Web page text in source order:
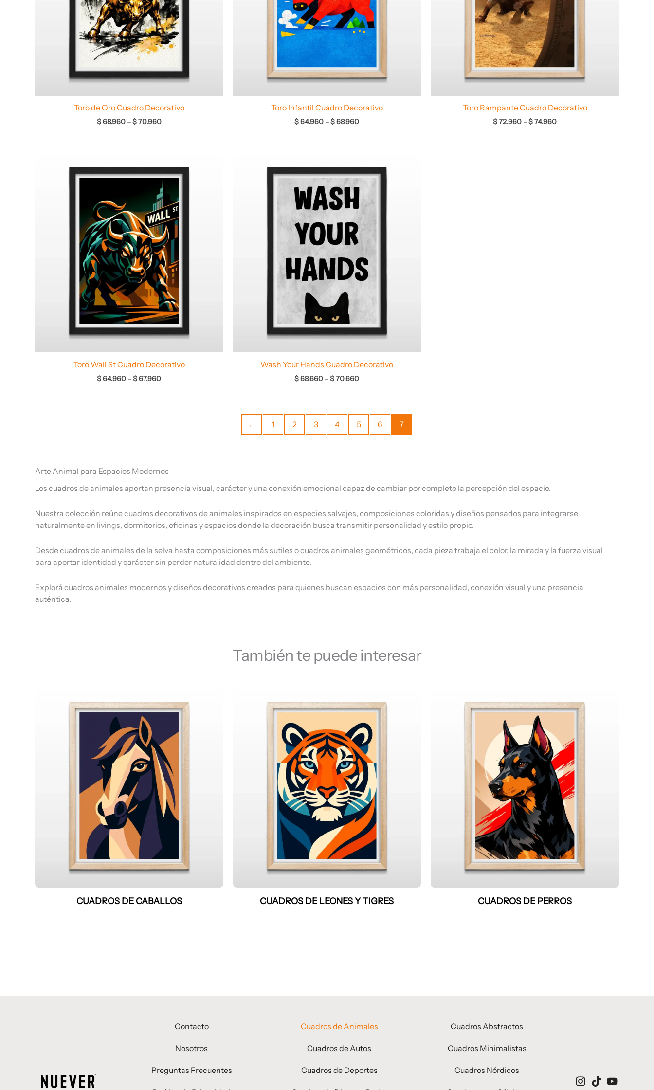
Toro de Oro Cuadro Decorativo
$68.960 –$70.960
Toro Infantil Cuadro Decorativo
$64.960 –$68.960
Toro Rampante Cuadro Decorativo
$72.960 –$74.960
Toro Wall St Cuadro Decorativo
$64.960 –$67.960
desde
$ 64.960
hasta
$ 67.960
Wash Your Hands Cuadro Decorativo
$68.660 –$70.660
desde
$ 68.660
hasta
$ 70.660
← 1 2 3 4 5 6 7
Arte Animal para Espacios Modernos
Los cuadros de animales aportan presencia visual, carácter y una conexión emocional capaz de cambiar por completo la percepción del espacio.
Nuestra colección reúne cuadros decorativos de animales inspirados en especies salvajes, composiciones coloridas y diseños pensados para integrarse
naturalmente en livings, dormitorios, oficinas y espacios donde la decoración busca transmitir personalidad y estilo propio.
Desde cuadros de animales de la selva hasta composiciones más sutiles o cuadros animales geométricos, cada pieza trabaja el color, la mirada y la fuerza visual
para aportar identidad y carácter sin perder naturalidad dentro del ambiente.
Explorá cuadros animales modernos y diseños decorativos creados para quienes buscan espacios con más personalidad, conexión visual y una presencia
auténtica.
También te puede interesar
CUADROS DE CABALLOS CUADROS DE LEONES Y TIGRES CUADROS DE PERROS
Contacto
Nosotros
Preguntas Frecuentes
Cuadros de Animales
Cuadros de Autos
Cuadros de Deportes
Cuadros Abstractos
Cuadros Minimalistas
Cuadros Nórdicos